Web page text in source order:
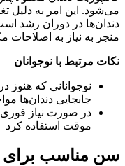
می‌شود. این امر به دلیل
دندان‌ها در دوران رشد
منجر به نیاز به اصلاحات
نکات مرتبط با نوجوانان
نوجوانانی که
جابجایی دندان‌ها
در صورت نیاز
موقت استفاده کرد
سن مناسب برای